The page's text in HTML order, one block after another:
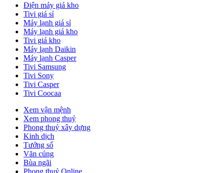
Điện máy giá kho
Tivi giá sỉ
Máy lạnh giá sỉ
Máy lạnh giá kho
Tivi giá kho
Máy lạnh Daikin
Máy lạnh Casper
Tivi Samsung
Tivi Sony
Tivi Casper
Tivi Coocaa
Xem vận mệnh
Xem phong thuỷ
Phong thuỷ xây dựng
Kinh dịch
Tướng số
Văn cúng
Bùa ngãi
Phong thuỷ Online